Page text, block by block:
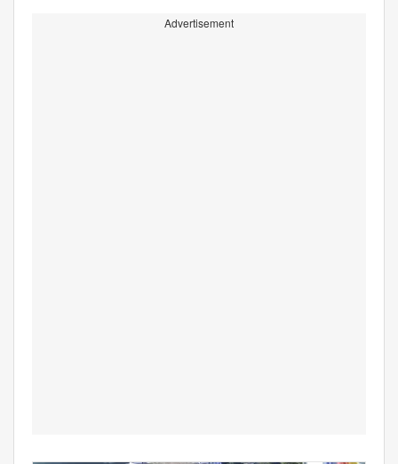
Advertisement